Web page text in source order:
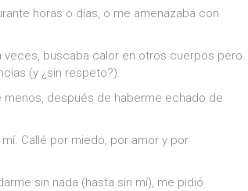
horas o días, o me amenazaba con
veces, buscaba calor en otros cuerpos pero
(y ¿sin respeto?).
menos, después de haberme echado de
Callé por miedo, por amor y por
sin nada (hasta sin mí), me pidió